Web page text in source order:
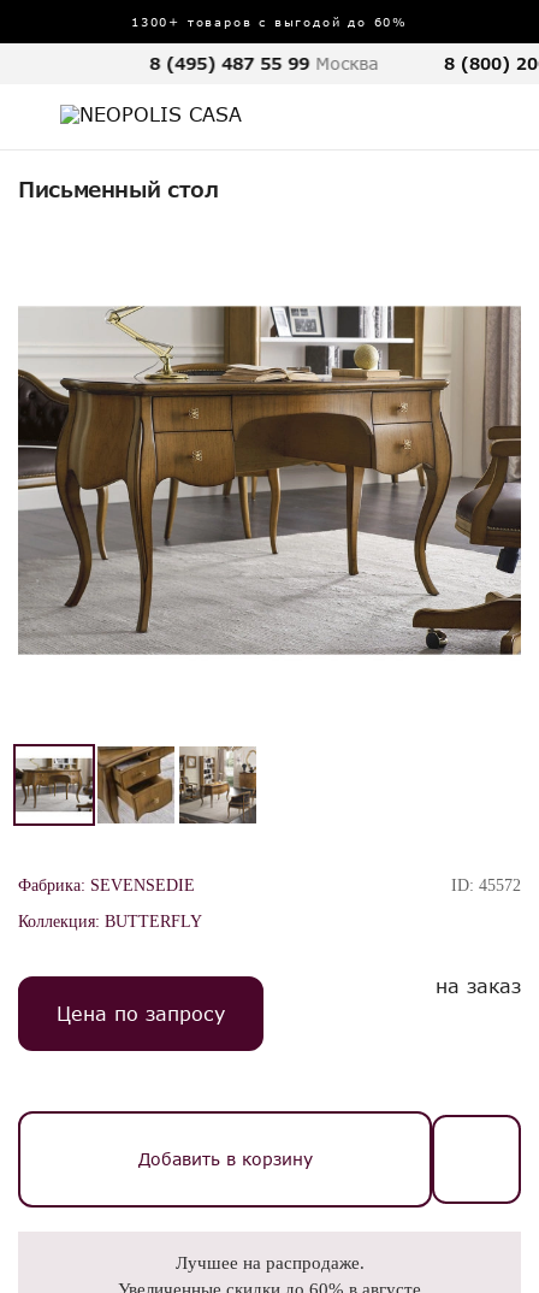
1300+ товаров с выгодой до 60%
8 (495) 487 55 99 Москва 8 (800)
Письменный стол
Фабрика: SEVENSEDIE
Коллекция: BUTTERFLY
ID: 45572
Цена по запросу
на заказ
Добавить в корзину
Лучшее на распродаже.